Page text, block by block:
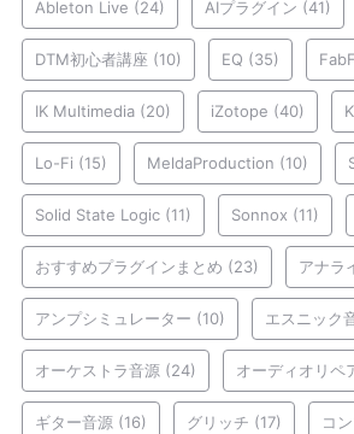
Ableton Live (24) AIプラグイン (41)
DTM初心者講座 (10) EQ (35)
IK Multimedia (20) iZotope (40)
Lo-Fi (15) MeldaProduction (10)
Solid State Logic (11) Sonnox (11)
おすすめプラグインまとめ (23) アナラ
アンプシミュレーター (10) エスニック
オーケストラ音源 (24) オーディオリペ
ギター音源 (16) グリッチ (17) コ